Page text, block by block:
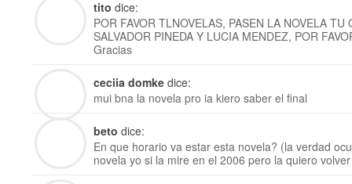
tito dice:
POR FAVOR TLNOVELAS, PASEN LA NOVELA
SALVADOR PINEDA Y LUCIA MENDEZ, POR
Gracias
ceciia domke dice:
mui bna la novela pro ia kiero saber el final
beto dice:
En que horario va estar esta novela? (la verdad
novela yo si la mire en el 2006 pero la quiero